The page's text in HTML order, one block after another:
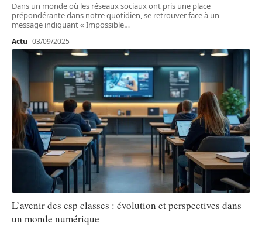
Dans un monde où les réseaux sociaux ont pris une place
prépondérante dans notre quotidien, se retrouver face à un
message indiquant « Impossible…
Actu 03/09/2025
L’avenir des csp classes : évolution et perspectives dans
un monde numérique